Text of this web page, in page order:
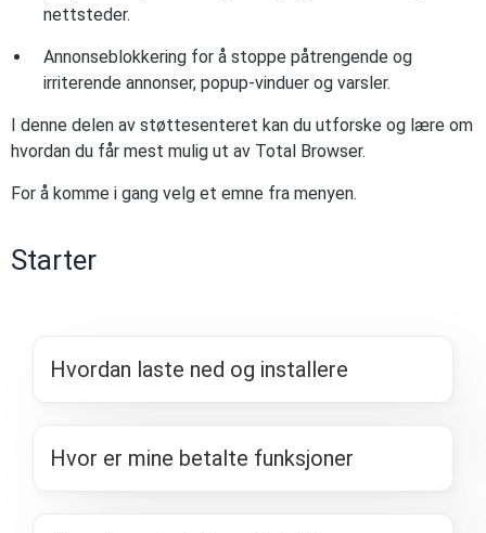
nettsteder.
Annonseblokkering for å stoppe påtrengende og
irriterende annonser, popup-vinduer og varsler.
I denne delen av støttesenteret kan du utforske og lære om
hvordan du får mest mulig ut av Total Browser.
For å komme i gang velg et emne fra menyen.
Starter
Hvordan laste ned og installere
Hvor er mine betalte funksjoner